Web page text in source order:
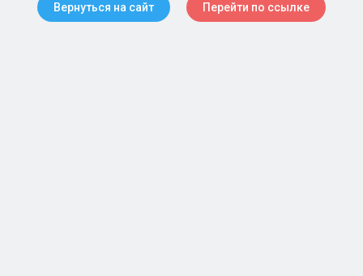
Вернуться на сайт Перейти по ссылке